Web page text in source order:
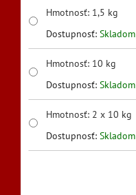
Hmotnosť: 1,5 kg
Dostupnosť: Skladom
Hmotnosť: 10 kg
Dostupnosť: Skladom
Hmotnosť: 2 x 10 kg
Dostupnosť: Skladom